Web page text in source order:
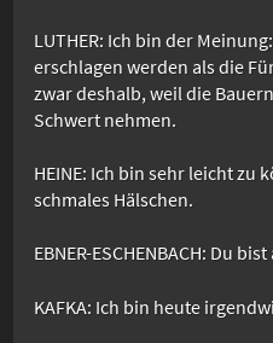
LUTHER: Ich bin der
erschlagen werden als die
zwar deshalb, weil die
Schwert nehmen.
HEINE: Ich bin sehr leicht zu
schmales Hälschen.
EBNER-ESCHENBACH: Du
KAFKA: Ich bin heute